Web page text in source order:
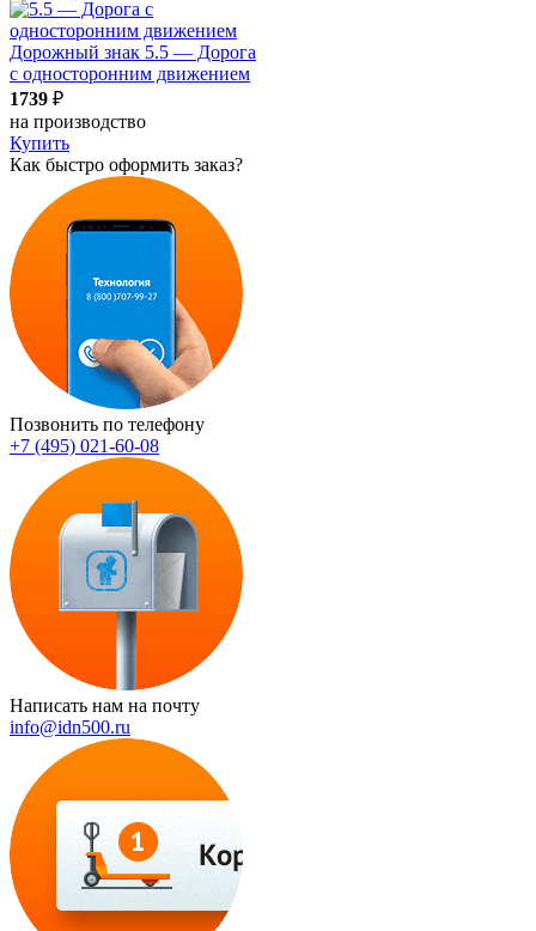
Дорожный знак 5.5 — Дорога
с односторонним движением
1739 ₽
на производство
Купить
Как быстро оформить заказ?
Позвонить по телефону
+7 (495) 021-60-08
Написать нам на почту
info@idn500.ru